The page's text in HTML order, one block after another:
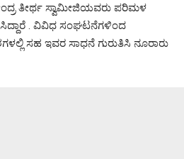
ತೀರ್ಥ ಸ್ವಾಮೀಜಿಯವರು ಪರಿಮಳ
. ವಿವಿಧ ‌ಸಂಘಟನೆಗಳಿಂದ
ಸಹ ಇವರ ಸಾಧನೆ ಗುರುತಿಸಿ ನೂರಾರು